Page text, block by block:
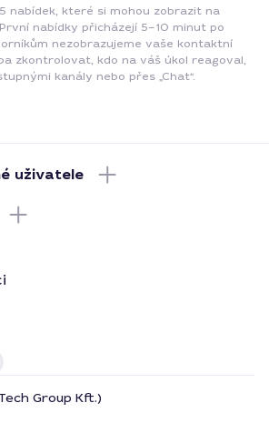
nabídek, které si mohou zobrazit na
nabídky přicházejí 5–10 minut po
nezobrazujeme vaše kontaktní
zkontrolovat, kdo na váš úkol reagoval,
kanály nebo přes „Chat“.
uživatele
Group Kft.)